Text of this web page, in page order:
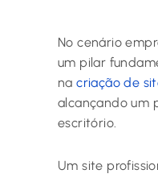
No cenário
um pilar
nacriação de
alcançando um
escritório.
Um site